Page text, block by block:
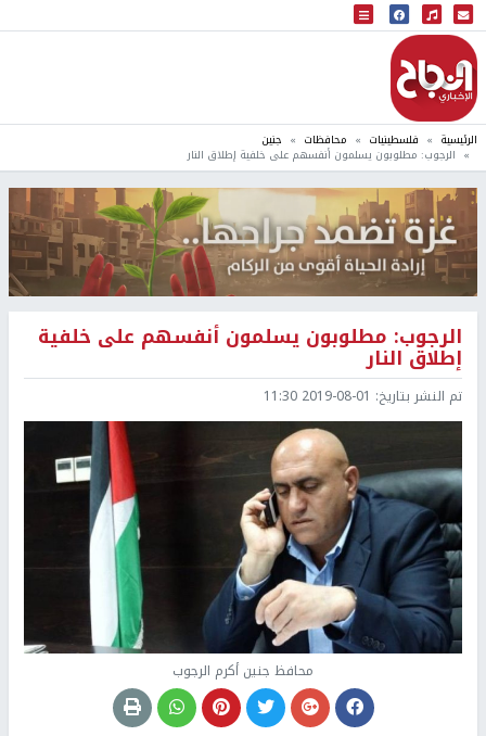
البث المباشر
إذاعة النجاح
الرئيسية فلسطينيات محافظات جنين
الرجوب: مطلوبون يسلمون أنفسهم على خلفية إطلاق النار
الرجوب: مطلوبون يسلمون أنفسهم على خلفية
إطلاق النار
تم النشر بتاريخ: 2019-08-01 11:30
محافظ جنين أكرم الرجوب